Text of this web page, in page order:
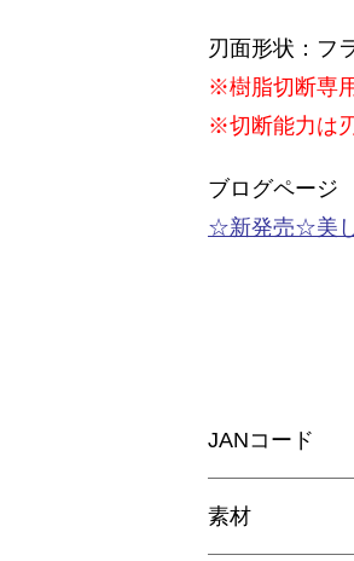
刃面形状：フ
※樹脂切断専
※切断能力は
ブログページ
☆新発売☆美し
JANコード
素材